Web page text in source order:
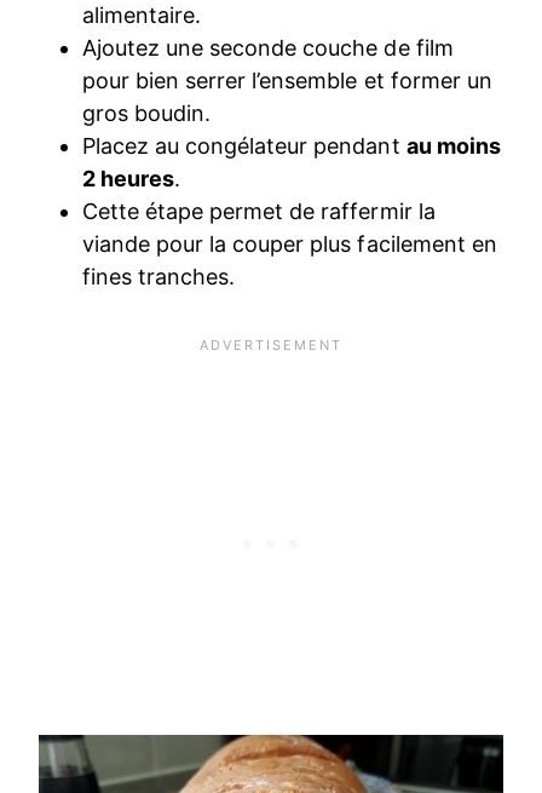
alimentaire.
Ajoutez une seconde couche de film
pour bien serrer l’ensemble et former un
gros boudin.
Placez au congélateur pendant au moins
2 heures.
Cette étape permet de raffermir la
viande pour la couper plus facilement en
fines tranches.